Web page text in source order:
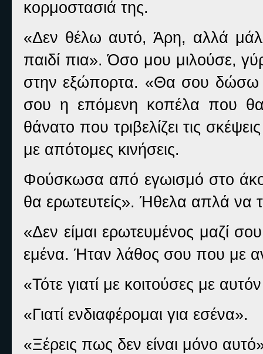
κορμοστασιά της.
«Δεν θέλω αυτό, Άρη, αλλά
παιδί πια». Όσο μου μιλούσε,
στην εξώπορτα. «Θα σου δώσω
σου η επόμενη κοπέλα που θα
θάνατο που τριβελίζει τις
με απότομες κινήσεις.
Φούσκωσα από εγωισμό στο
θα ερωτευτείς». Ήθελα απλά να
«Δεν είμαι ερωτευμένος μαζί
εμένα. Ήταν λάθος σου που με
«Τότε γιατί με κοιτούσες με
«Γιατί ενδιαφέρομαι για εσένα».
«Ξέρεις πως δεν είναι μόνο